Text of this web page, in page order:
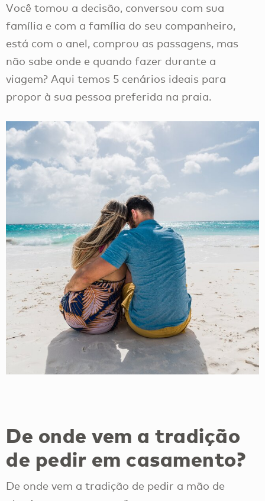
Você tomou a decisão, conversou com sua
família e com a família do seu companheiro,
está com o anel, comprou as passagens, mas
não sabe onde e quando fazer durante a
viagem? Aqui temos 5 cenários ideais para
propor à sua pessoa preferida na praia.
De onde vem a tradição
de pedir em casamento?
De onde vem a tradição de pedir a mão de